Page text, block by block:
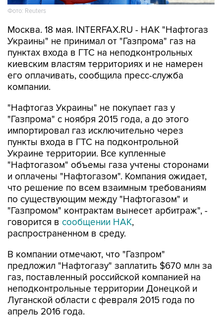
Фото: Reuters
Москва. 18 мая. INTERFAX.RU - НАК "Нафтогаз
Украины" не принимал от "Газпрома" газ на
пунктах входа в ГТС на неподконтрольных
киевским властям территориях и не намерен
его оплачивать, сообщила пресс-служба
компании.
"Нафтогаз Украины" не покупает газ у
"Газпрома" с ноября 2015 года, а до этого
импортировал газ исключительно через
пункты входа в ГТС на подконтрольной
Украине территории. Все купленные
"Нафтогазом" объемы газа учтены сторонами
и оплачены "Нафтогазом". Компания ожидает,
что решение по всем взаимным требованиям
по существующим между "Нафтогазом" и
"Газпромом" контрактам вынесет арбитраж", -
говорится в сообщении НАК,
распространенном в среду.
В компании отмечают, что "Газпром"
предложил "Нафтогазу" заплатить $670 млн за
газ, поставленный российской компанией на
неподконтрольные территории Донецкой и
Луганской области с февраля 2015 года по
апрель 2016 года.